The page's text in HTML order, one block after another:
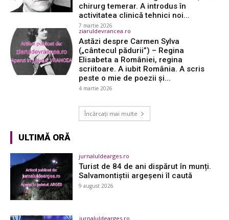
chirurg temerar. A introdus în
activitatea clinică tehnici noi...
7 martie 2026
ziaruldevrancea.ro
Astăzi despre Carmen Sylva
(„cântecul pădurii”) – Regina
Elisabeta a României, regina
scriitoare. A iubit România. A scris
peste o mie de poezii și...
4 martie 2026
Încărcați mai multe
ULTIMĂ ORĂ
jurnaluldearges.ro
Turist de 84 de ani dispărut în munți.
Salvamontiștii argeșeni îl caută
9 august 2026
jurnaluldearges.ro